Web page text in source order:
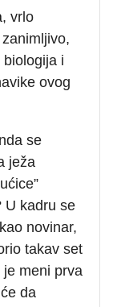
vrlo
i
ovog
se
ježa
U kadru se
novinar,
takav set
je meni prva
da